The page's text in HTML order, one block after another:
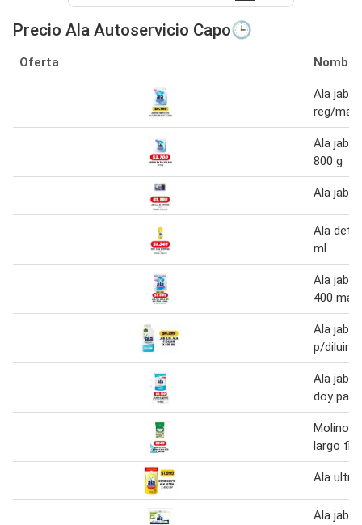
Precio Ala Autoservicio Capo🕒
Oferta Nombre
Ala
reg/
Ala
800 g
Ala
Ala
ml
Ala
400
Ala jab.
p/diluir
Ala
doy
Molinos
largo
Ala ultra
Ala